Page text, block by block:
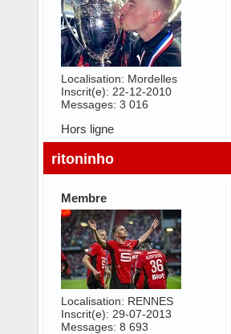
Localisation: Mordelles
Inscrit(e): 22-12-2010
Messages: 3 016
Hors ligne
ritoninho
Membre
Localisation: RENNES
Inscrit(e): 29-07-2013
Messages: 8 693